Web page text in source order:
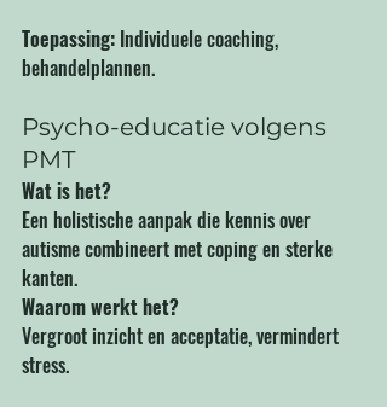
Toepassing: Individuele coaching,
behandelplannen.
Psycho-educatie volgens
PMT
Wat is het?
Een holistische aanpak die kennis over
autisme combineert met coping en sterke
kanten.
Waarom werkt het?
Vergroot inzicht en acceptatie, vermindert
stress.